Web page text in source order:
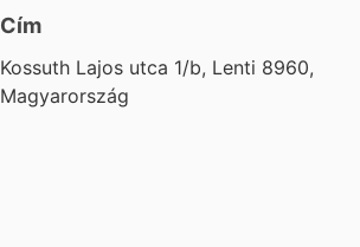
Cím
Kossuth Lajos utca 1/b, Lenti 8960,
Magyarország